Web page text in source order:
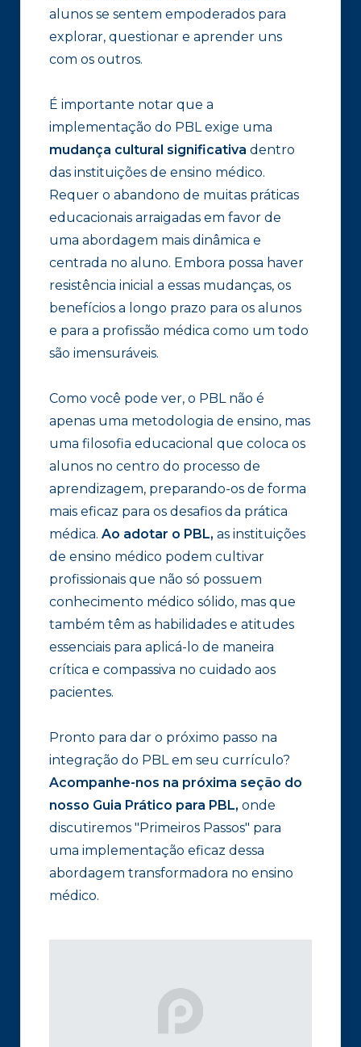
alunos se sentem empoderados para
explorar, questionar e aprender uns
com os outros.
É importante notar que a
implementação do PBL exige uma
mudança cultural significativa dentro
das instituições de ensino médico.
Requer o abandono de muitas práticas
educacionais arraigadas em favor de
uma abordagem mais dinâmica e
centrada no aluno. Embora possa haver
resistência inicial a essas mudanças, os
benefícios a longo prazo para os alunos
e para a profissão médica como um todo
são imensuráveis.
Como você pode ver, o PBL não é
apenas uma metodologia de ensino, mas
uma filosofia educacional que coloca os
alunos no centro do processo de
aprendizagem, preparando-os de forma
mais eficaz para os desafios da prática
médica. Ao adotar o PBL, as instituições
de ensino médico podem cultivar
profissionais que não só possuem
conhecimento médico sólido, mas que
também têm as habilidades e atitudes
essenciais para aplicá-lo de maneira
crítica e compassiva no cuidado aos
pacientes.
Pronto para dar o próximo passo na
integração do PBL em seu currículo?
Acompanhe-nos na próxima seção do
nosso Guia Prático para PBL, onde
discutiremos "Primeiros Passos" para
uma implementação eficaz dessa
abordagem transformadora no ensino
médico.